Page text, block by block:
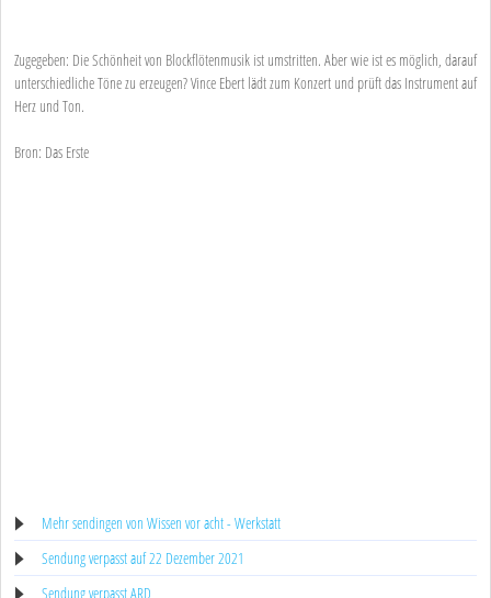
Zugegeben: Die Schönheit von Blockflötenmusik ist umstritten. Aber wie ist es möglich, darauf
unterschiedliche Töne zu erzeugen? Vince Ebert lädt zum Konzert und prüft das Instrument auf
Herz und Ton.
Bron: Das Erste
Mehr sendingen von Wissen vor acht - Werkstatt
Sendung verpasst auf 22 Dezember 2021
Sendung verpasst ARD